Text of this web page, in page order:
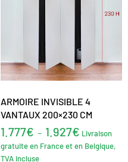
ARMOIRE INVISIBLE 4
VANTAUX 200×230 CM
1.777€ – 1.927€ Livraison
gratuite en France et en Belgique,
TVA incluse